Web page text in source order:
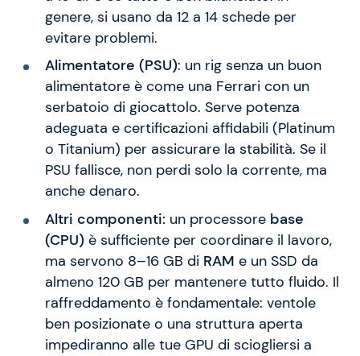
genere, si usano da 12 a 14 schede per
evitare problemi.
Alimentatore (PSU): un rig senza un buon
alimentatore è come una Ferrari con un
serbatoio di giocattolo. Serve potenza
adeguata e certificazioni affidabili (Platinum
o Titanium) per assicurare la stabilità. Se il
PSU fallisce, non perdi solo la corrente, ma
anche denaro.
Altri componenti: un processore base
(CPU)è sufficiente per coordinare il lavoro,
ma servono 8–16 GB di RAM e un SSD da
almeno 120 GB per mantenere tutto fluido. Il
raffreddamento è fondamentale: ventole
ben posizionate o una struttura aperta
impediranno alle tue GPU di sciogliersi a